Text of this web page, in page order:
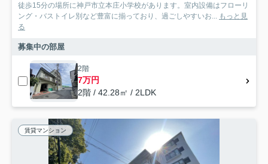
徒歩15分の場所に神戸市立本庄小学校があります。室内設備はフローリ
ング・バストイレ別など豊富に揃っており、過ごしやすいお... もっと見
る
募集中の部屋
2階
7万円
2階 / 42.28㎡ / 2LDK
賃貸マンション